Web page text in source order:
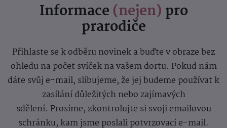
Informace (nejen) pro
prarodiče
Přihlaste se k odběru novinek a buďte v obraze bez
ohledu na počet svíček na vašem dortu. Pokud nám
dáte svůj e-mail, slibujeme, že jej budeme používat k
zasílání důležitých nebo zajímavých
sdělení. Prosíme, zkontrolujte si svoji emailovou
schránku, kam jsme poslali potvrzovací e-mail.